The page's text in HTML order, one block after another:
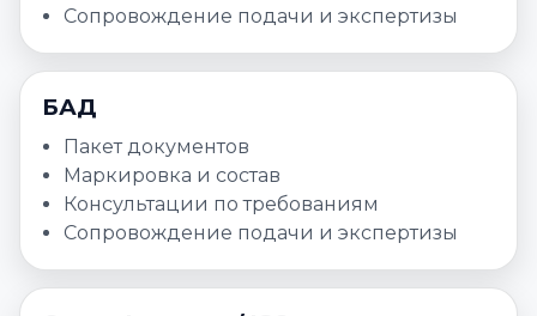
Сопровождение подачи и экспертизы
БАД
Пакет документов
Маркировка и состав
Консультации по требованиям
Сопровождение подачи и экспертизы